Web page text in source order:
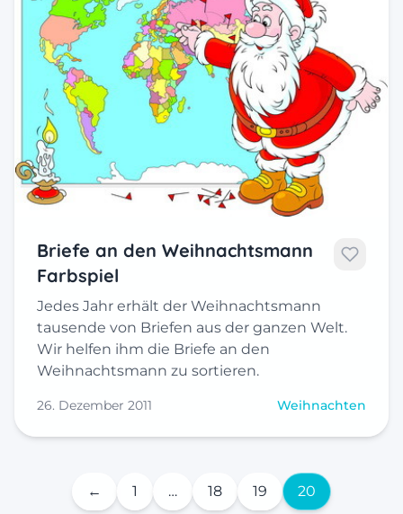
Briefe an den Weihnachtsmann
Farbspiel
Jedes Jahr erhält der Weihnachtsmann
tausende von Briefen aus der ganzen Welt.
Wir helfen ihm die Briefe an den
Weihnachtsmann zu sortieren.
26. Dezember 2011 Weihnachten
← 1 … 18 19 20